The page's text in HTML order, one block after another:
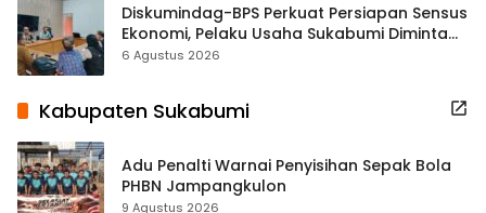
Diskumindag-BPS Perkuat Persiapan Sensus
Ekonomi, Pelaku Usaha Sukabumi Diminta
Terbuka Beri Data
6 Agustus 2026
Kabupaten Sukabumi
Adu Penalti Warnai Penyisihan Sepak Bola
PHBN Jampangkulon
9 Agustus 2026